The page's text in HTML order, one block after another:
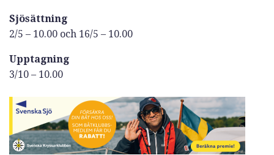
Sjösättning
2/5 – 10.00 och 16/5 – 10.00
Upptagning
3/10 – 10.00